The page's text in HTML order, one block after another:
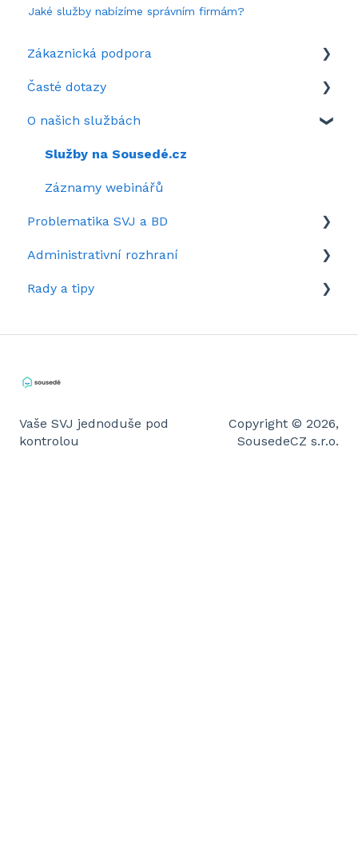
Jaké služby nabízíme správním firmám?
Zákaznická podpora
Když si nevíte rady
Představení portálu SousedéCZ
Nastavení portálu SousedéCZ
Kolik stojí SousedéCZ
Časté dotazy
Aktuálně zrovna hledáte
Často se ptáte
O našich službách
Služby na Sousedé.cz
Záznamy webinářů
Problematika SVJ a BD
Vzory dokumentů pro správu SVJ/BD
Sousedské spory
Administrativní rozhraní
Rozhraní domu v kostce
Rady a tipy
Vaše SVJ jednoduše pod
kontrolou
Copyright © 2026,
SousedeCZ s.r.o.